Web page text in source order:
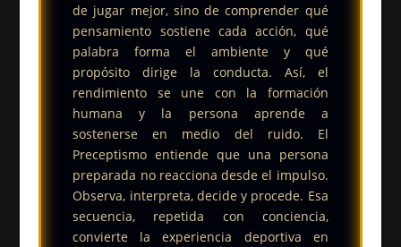
de jugar mejor, sino de comprender qué
pensamiento sostiene cada acción, qué
palabra forma el ambiente y qué
propósito dirige la conducta. Así, el
rendimiento se une con la formación
humana y la persona aprende a
sostenerse en medio del ruido. El
Preceptismo entiende que una persona
preparada no reacciona desde el impulso.
Observa, interpreta, decide y procede. Esa
secuencia, repetida con conciencia,
convierte la experiencia deportiva en